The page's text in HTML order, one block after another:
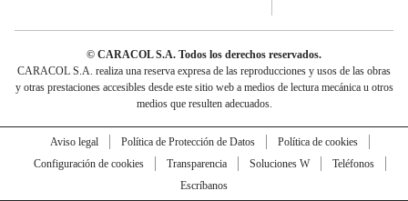
© CARACOL S.A. Todos los derechos reservados.
CARACOL S.A. realiza una reserva expresa de las reproducciones y usos de las obras
y otras prestaciones accesibles desde este sitio web a medios de lectura mecánica u otros
medios que resulten adecuados.
Aviso legal Política de Protección de Datos
Política de cookies
Configuración de cookies
Transparencia Soluciones W
Teléfonos
Escríbanos